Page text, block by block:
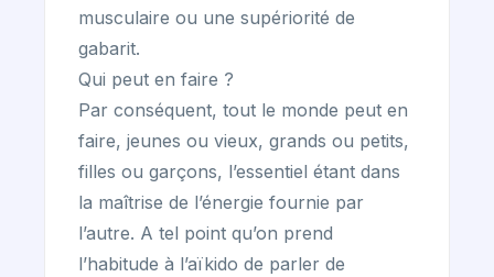
musculaire ou une supériorité de
gabarit.
Qui peut en faire ?
Par conséquent, tout le monde peut en
faire, jeunes ou vieux, grands ou petits,
filles ou garçons, l’essentiel étant dans
la maîtrise de l’énergie fournie par
l’autre. A tel point qu’on prend
l’habitude à l’aïkido de parler de